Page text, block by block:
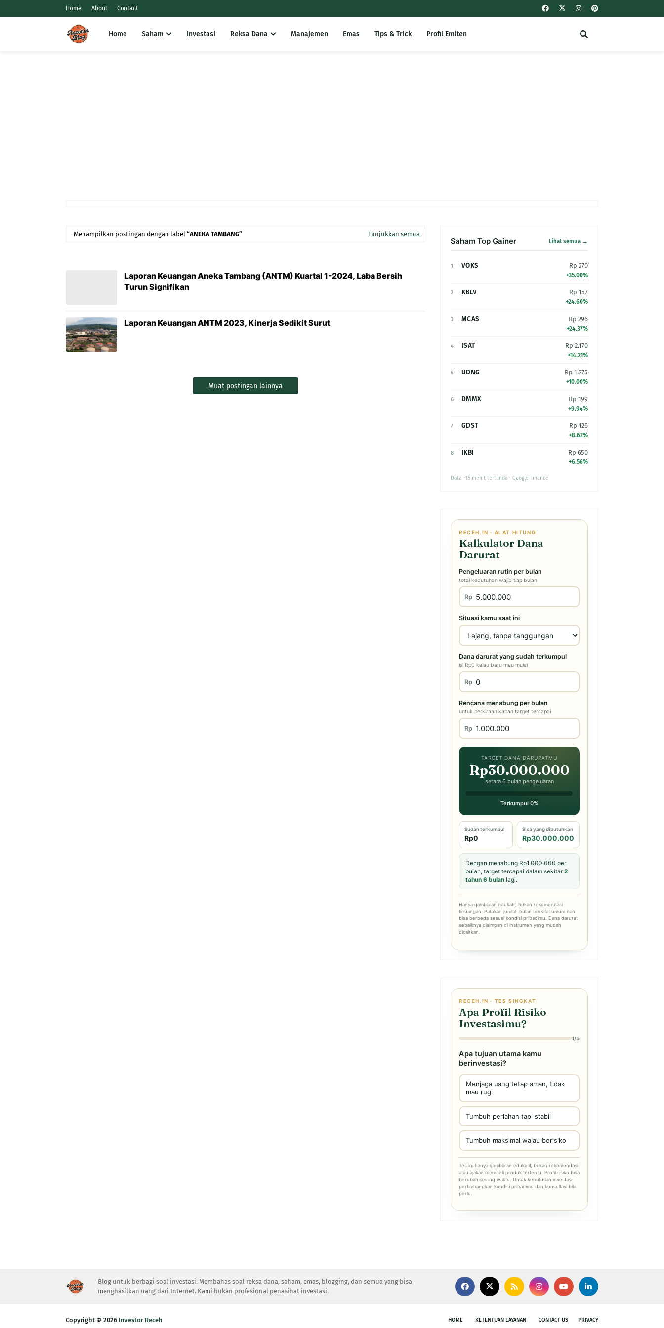
Home About Contact
Home Saham Investasi Reksa Dana Manajemen Emas Tips & Trick Profil Emiten
Menampilkan postingan dengan label ANEKA TAMBANG Tunjukkan semua
Laporan Keuangan Aneka Tambang (ANTM) Kuartal 1-2024, Laba Bersih
Turun Signifikan
Laporan Keuangan ANTM 2023, Kinerja Sedikit Surut
Muat postingan lainnya
Saham Top Gainer Lihat semua →
1 VOKS Rp 270
+35.00%
2 KBLV Rp 157
+24.60%
3 MCAS Rp 296
+24.37%
4 ISAT Rp 2.170
+14.21%
5 UDNG Rp 1.375
+10.00%
6 DMMX Rp 199
+9.94%
7 GDST Rp 126
+8.62%
8 IKBI Rp 650
+6.56%
Data ~15 menit tertunda · Google Finance
RECEH.IN · ALAT HITUNG
Kalkulator Dana
Darurat
Pengeluaran rutin per bulan
total kebutuhan wajib tiap bulan
Rp
Situasi kamu saat ini
Dana darurat yang sudah terkumpul
isi Rp0 kalau baru mau mulai
Rp
Rencana menabung per bulan
untuk perkiraan kapan target tercapai
Rp
TARGET DANA DARURATMU
Rp30.000.000
setara 6 bulan pengeluaran
Terkumpul 0%
Sudah terkumpul
Rp0
Sisa yang dibutuhkan
Rp30.000.000
Dengan menabung Rp1.000.000 per
bulan, target tercapai dalam sekitar2
tahun 6 bulan lagi.
Hanya gambaran edukatif, bukan rekomendasi
keuangan. Patokan jumlah bulan bersifat umum dan
bisa berbeda sesuai kondisi pribadimu. Dana darurat
sebaiknya disimpan di instrumen yang mudah
dicairkan.
RECEH.IN · TES SINGKAT
Apa Profil Risiko
Investasimu?
1/5
Apa tujuan utama kamu
berinvestasi?
Menjaga uang tetap aman, tidak
mau rugi
Tumbuh perlahan tapi stabil
Tumbuh maksimal walau berisiko
Tes ini hanya gambaran edukatif, bukan rekomendasi
atau ajakan membeli produk tertentu. Profil risiko bisa
berubah seiring waktu. Untuk keputusan investasi,
pertimbangkan kondisi pribadimu dan konsultasi bila
perlu.
Blog untuk berbagi soal investasi. Membahas soal reksa dana, saham, emas, blogging, dan semua yang bisa
menghasilkan uang dari Internet. Kami bukan profesional penasihat investasi.
HOME KETENTUAN LAYANAN CONTACT US PRIVACY
Copyright © 2026 Investor Receh